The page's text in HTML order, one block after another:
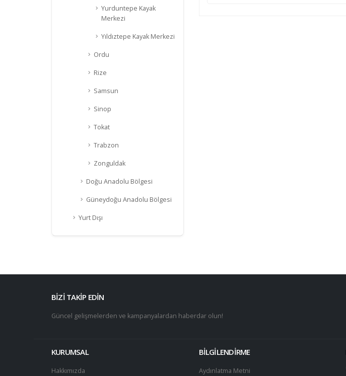
Yurduntepe Kayak
Merkezi
Yıldıztepe Kayak Merkezi
Ordu
Rize
Samsun
Sinop
Tokat
Trabzon
Zonguldak
Doğu Anadolu Bölgesi
Güneydoğu Anadolu Bölgesi
Yurt Dışı
BİZİ TAKİP EDİN
Güncel gelişmelerden ve kampanyalardan haberdar olun!
KURUMSAL
Hakkımızda
BİLGİLENDİRME
Aydınlatma Metni